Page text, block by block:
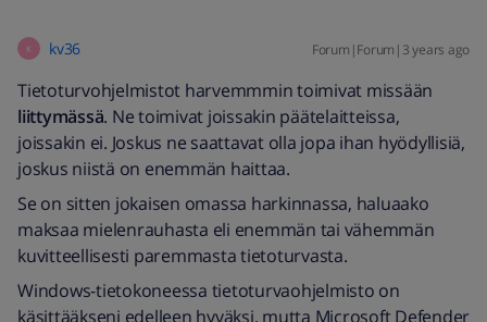
K kv36 Forum|Forum|3 years ago
Tietoturvohjelmistot harvemmmin toimivat missään
liittymässä. Ne toimivat joissakin päätelaitteissa,
joissakin ei. Joskus ne saattavat olla jopa ihan hyödyllisiä,
joskus niistä on enemmän haittaa.
Se on sitten jokaisen omassa harkinnassa, haluaako
maksaa mielenrauhasta eli enemmän tai vähemmän
kuvitteellisesti paremmasta tietoturvasta.
Windows-tietokoneessa tietoturvaohjelmisto on
käsittääkseni edelleen hyväksi, mutta Microsoft Defender